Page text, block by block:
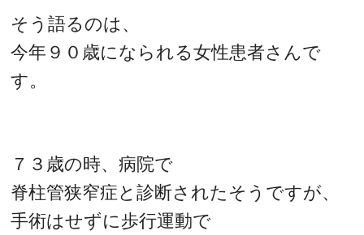
そう語るのは、
今年９０歳になられる女性患者さんで
す。
７３歳の時、病院で
脊柱管狭窄症と診断されたそうですが、
手術はせずに歩行運動で